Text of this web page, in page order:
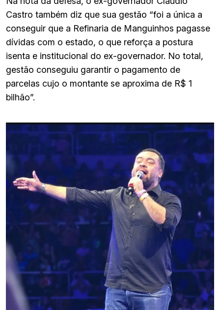
Castro também diz que sua gestão “foi a única a
conseguir que a Refinaria de Manguinhos pagasse
dívidas com o estado, o que reforça a postura
isenta e institucional do ex-governador. No total,
gestão conseguiu garantir o pagamento de
parcelas cujo o montante se aproxima de R$ 1
bilhão”.